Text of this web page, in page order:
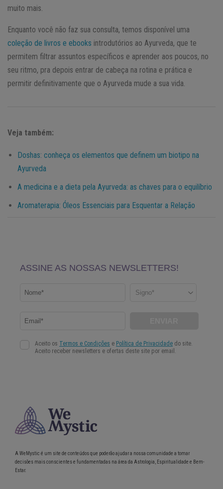
muito mais.
Enquanto você não faz sua consulta, temos disponível uma
coleção de livros e ebooks introdutórios ao Ayurveda, que te
permitem filtrar assuntos específicos e aprender aos poucos, no
seu ritmo, pra depois entrar de cabeça na rotina e prática e
permitir definitivamente que o Ayurveda mude a sua vida.
Veja também:
Doshas: conheça os elementos que definem um biotipo na
Ayurveda
A medicina e a dieta pela Ayurveda: as chaves para o equilíbrio
Aromaterapia: Óleos Essenciais para Esquentar a Relação
A WeMystic é um site de conteúdos que poderão ajudar a nossa comunidade a tomar
decisões mais conscientes e fundamentadas na área da Astrologia, Espiritualidade e Bem-
Estar.